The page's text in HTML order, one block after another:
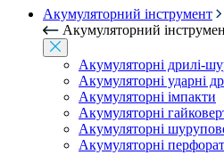
Акумуляторний інструмент
Акумуляторний
Акумуляторні дрилі-
Акумуляторні ударні
Акумуляторні імпакти
Акумуляторні
Акумуляторні
Акумуляторні